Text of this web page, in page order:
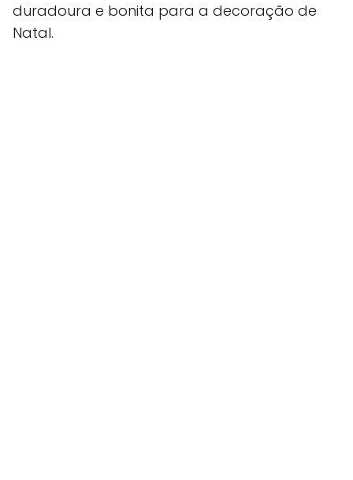
duradoura e bonita para a decoração de
Natal.